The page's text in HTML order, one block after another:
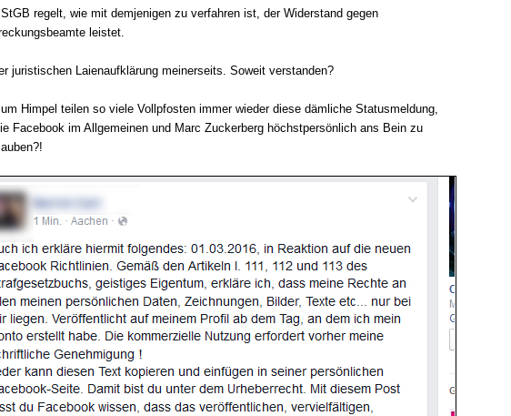
regelt, wie mit demjenigen zu verfahren ist, der Widerstand gegen
leistet.
juristischen Laienaufklärung meinerseits. Soweit verstanden?
Himpel teilen so viele Vollpfosten immer wieder diese dämliche Statusmeldung,
Facebook im Allgemeinen und Marc Zuckerberg höchstpersönlich ans Bein zu